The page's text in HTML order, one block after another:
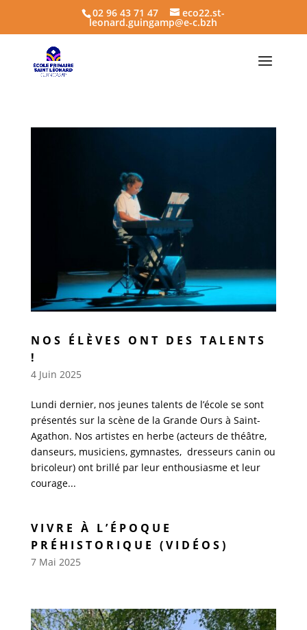
02 96 43 71 47 eco22.st-
leonard.guingamp@e-c.bzh
NOS ÉLÈVES ONT DES TALENTS
!
4 Juin 2025
Lundi dernier, nos jeunes talents de l’école se sont
présentés sur la scène de la Grande Ours à Saint-
Agathon. Nos artistes en herbe (acteurs de théâtre,
danseurs, musiciens, gymnastes, dresseurs canin ou
bricoleur) ont brillé par leur enthousiasme et leur
courage...
VIVRE À L’ÉPOQUE
PRÉHISTORIQUE (VIDÉOS)
7 Mai 2025